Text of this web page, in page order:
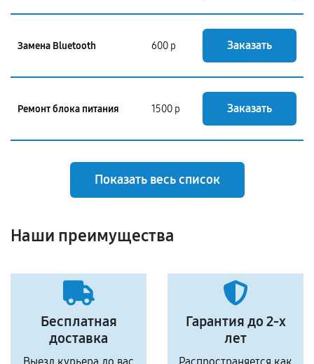
Замена Bluetooth 600 р Заказать
Ремонт блока питания 1500 р Заказать
Показать весь список
Наши преимущества
Бесплатная
доставка
Гарантия до 2-х
лет